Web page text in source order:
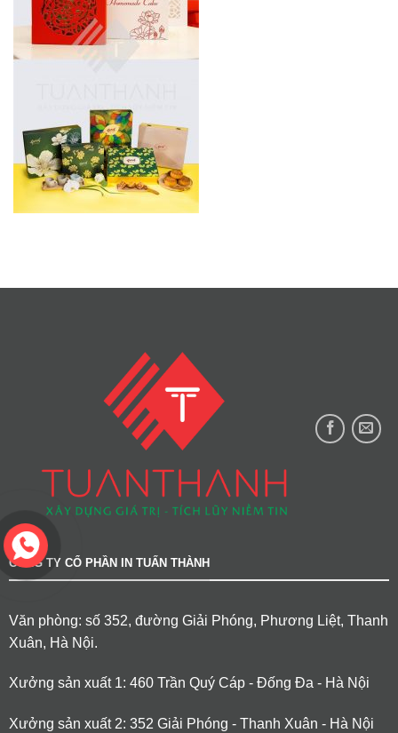
CÔNG TY CỔ PHẦN IN TUẤN THÀNH
Văn phòng: số 352, đường Giải Phóng, Phương Liệt, Thanh
Xuân, Hà Nội.
Xưởng sản xuất 1: 460 Trần Quý Cáp - Đống Đa - Hà Nội
Xưởng sản xuất 2: 352 Giải Phóng - Thanh Xuân - Hà Nội